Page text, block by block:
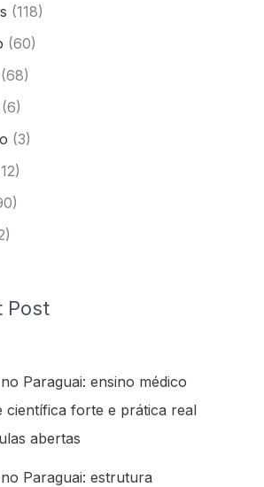
(118)
(60)
(68)
(6)
(3)
Post
Paraguai: ensino médico
científica forte e prática real
abertas
Paraguai: estrutura